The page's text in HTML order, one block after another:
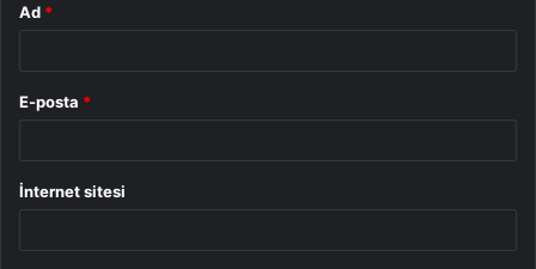
Ad *
E-posta *
İnternet sitesi